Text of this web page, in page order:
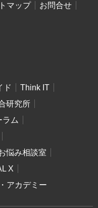
マップ
お問合せ
ド
Think IT
研究所
ラム
悩み相談室
X
アカデミー